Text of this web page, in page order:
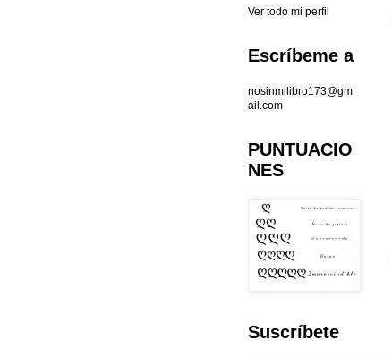
Ver todo mi perfil
Escríbeme a
nosinmilibro173@gm
ail.com
PUNTUACIO
NES
Suscríbete